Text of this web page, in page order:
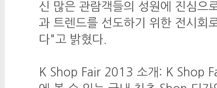
신 많은 관람객들의 성원에 진심으
과 트렌드를 선도하기 위한 전시회
다"고 밝혔다.
K Shop Fair 2013 소개: K Shop